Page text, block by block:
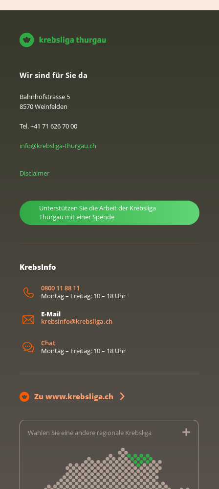
Wir sind für Sie da
Bahnhofstrasse 5
8570 Weinfelden
Tel. +41 71 626 70 00
info@krebsliga-thurgau.ch
Disclaimer
Unterstützen Sie die Arbeit der Krebsliga
Thurgau mit einer Spende
KrebsInfo
0800 11 88 11
Montag – Freitag: 10 – 18 Uhr
E-Mail
krebsinfo@krebsliga.ch
Chat
Montag – Freitag: 10 – 18 Uhr
Zu www.krebsliga.ch
Wählen Sie eine andere regionale Krebsliga